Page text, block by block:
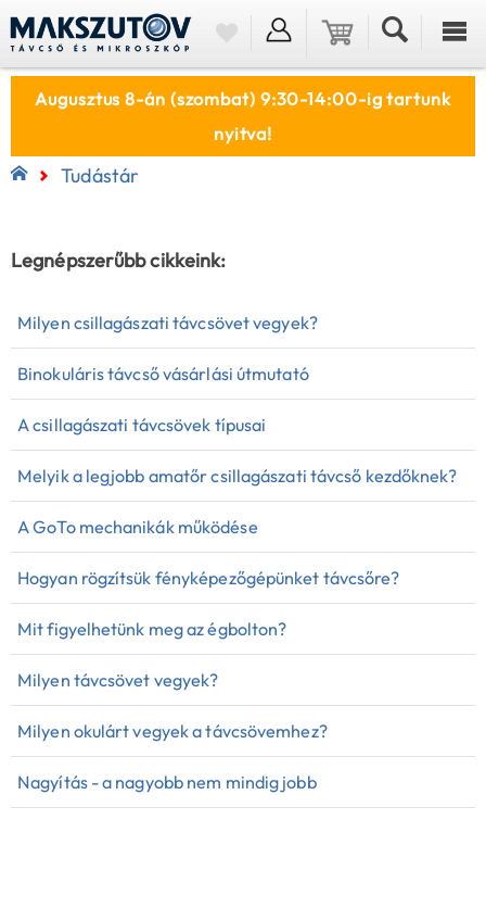
Augusztus 8-án (szombat) 9:30-14:00-ig tartunk
nyitva!
Tudástár
Legnépszerűbb cikkeink:
Milyen csillagászati távcsövet vegyek?
Binokuláris távcső vásárlási útmutató
A csillagászati távcsövek típusai
Melyik a legjobb amatőr csillagászati távcső kezdőknek?
A GoTo mechanikák működése
Hogyan rögzítsük fényképezőgépünket távcsőre?
Mit figyelhetünk meg az égbolton?
Milyen távcsövet vegyek?
Milyen okulárt vegyek a távcsövemhez?
Nagyítás - a nagyobb nem mindig jobb